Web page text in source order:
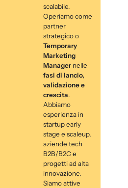
scalabile.
Operiamo come
partner
strategico o
Temporary
Marketing
Manager nelle
fasi di lancio,
validazione e
crescita.
Abbiamo
esperienza in
startup early
stage e scaleup,
aziende tech
B2B/B2C e
progetti ad alta
innovazione.
Siamo attive